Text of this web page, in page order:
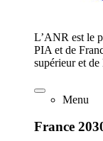
L’ANR est le
PIA et de
supérieur et de
Menu
France